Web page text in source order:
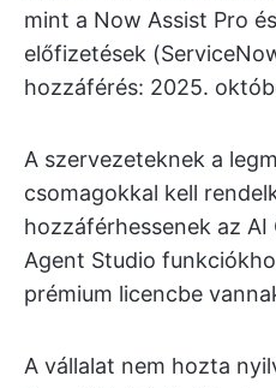
mint a Now Assist Pro
előfizetések
hozzáférés: 2025.
A szervezeteknek a
csomagokkal kell
hozzáférhessenek az
Agent Studio
prémium licencbe
A vállalat nem hozta